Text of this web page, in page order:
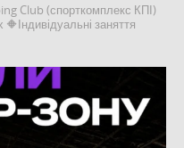
Club (спорткомплекс КПІ)
🔶️Індивідуальні заняття